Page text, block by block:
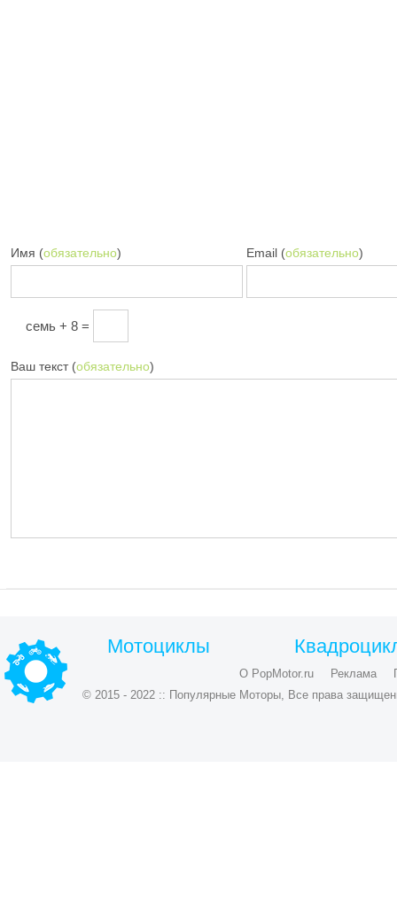
Имя (обязательно) Email (обязательно)
семь + 8 =
Ваш текст (обязательно)
Мотоциклы
О PopMotor.ru Реклама
© 2015 - 2022 :: Популярные Моторы, Все права